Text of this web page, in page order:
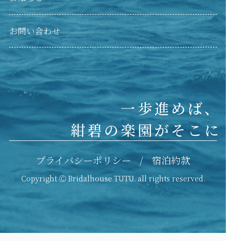
お問い合わせ
一歩進めば、
紺碧の楽園がそこに
プライバシーポリシー 宿泊約款
Copyright Ⓒ Bridalhouse TUTU. all rights reserved.